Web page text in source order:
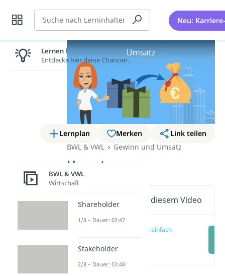
Suche Neu:
Lernplan Merken
Link teilen
BWL & VWL
Gewinn und Umsatz
Umsatz
Wichtige Inhalte in diesem Video
Umsatz einfach
Lernen lohnt sich!
Entdecke hier deine Chancen.
BWL & VWL
Wirtschaft
Shareholder
1/8 – Dauer: 03:47
Stakeholder
2/8 – Dauer: 03:48